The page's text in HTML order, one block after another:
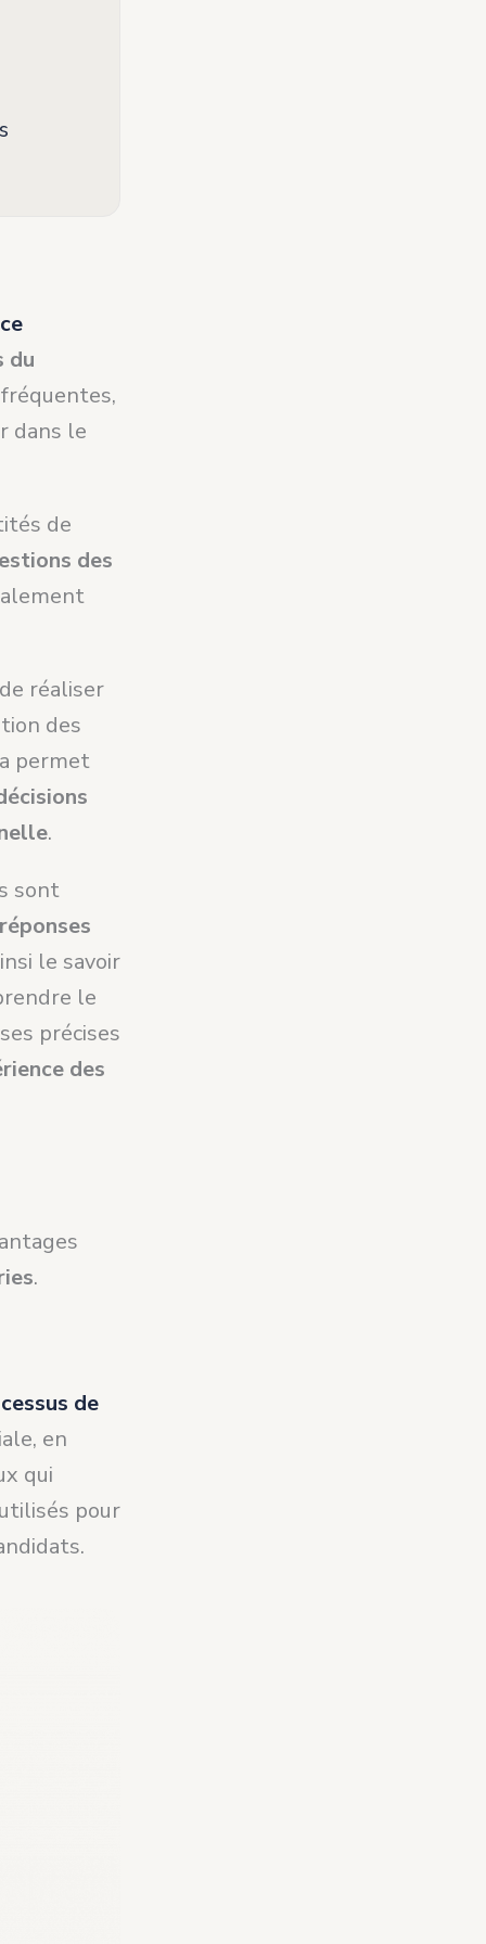
du
dans le
de
des
réaliser
des
permet
.
sont
le savoir
le
précises
des
.
de
en
qui
pour